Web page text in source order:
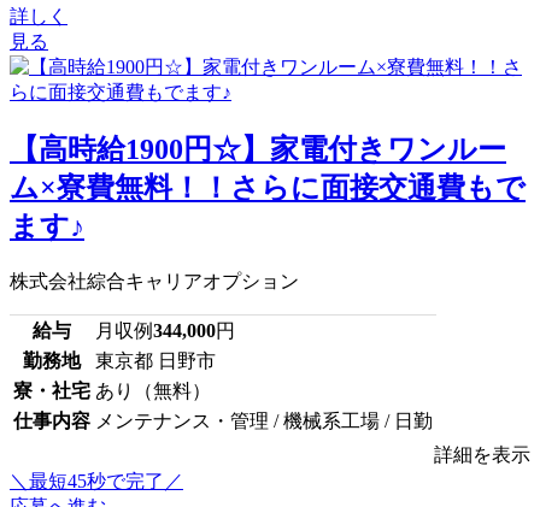
詳しく
見る
【高時給1900円☆】家電付きワンルー
ム×寮費無料！！さらに面接交通費もで
ます♪
株式会社綜合キャリアオプション
給与 月収例344,000円
勤務地
東京都 日野市
寮・社宅 あり（無料）
仕事内容 メンテナンス・管理 / 機械系工場 / 日勤
詳細を表示
＼最短45秒で完了／